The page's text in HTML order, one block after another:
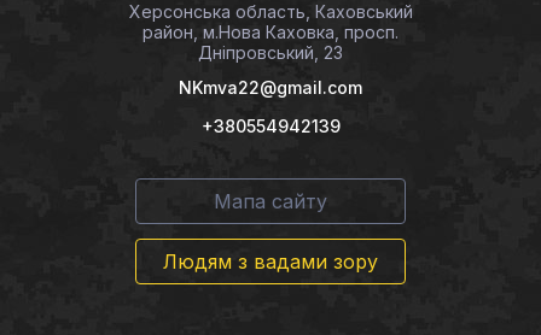
Херсонська область, Каховський
район, м.Нова Каховка, просп.
Дніпровський, 23
NKmva22@gmail.com
+380554942139
Мапа сайту
Людям з вадами зору